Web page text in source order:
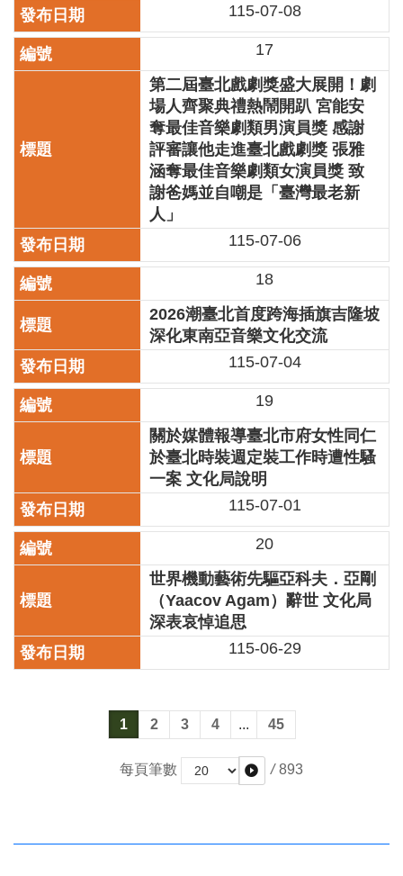
資
訊
安
政
資
料
開
放
告
相
關
連
結
115-07-08
17
第二屆臺北戲劇獎盛大展開！劇
場人齊聚典禮熱鬧開趴 宮能安
奪最佳音樂劇類男演員獎 感謝
評審讓他走進臺北戲劇獎 張雅
涵奪最佳音樂劇類女演員獎 致
謝爸媽並自嘲是「臺灣最老新
人」
115-07-06
18
2026潮臺北首度跨海插旗吉隆坡
深化東南亞音樂文化交流
115-07-04
19
關於媒體報導臺北市府女性同仁
於臺北時裝週定裝工作時遭性騷
一案 文化局說明
115-07-01
20
世界機動藝術先驅亞科夫．亞剛
（Yaacov Agam）辭世 文化局
深表哀悼追思
115-06-29
1 2 3 4 ... 45
每頁筆數 / 893